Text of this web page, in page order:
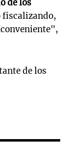
de los
fiscalizando,
de los